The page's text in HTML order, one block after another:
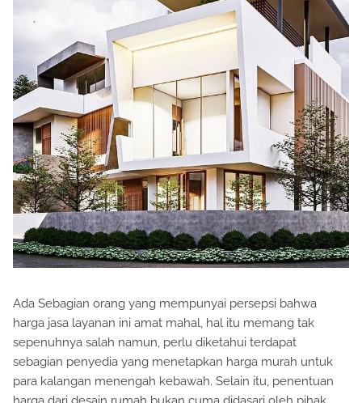
Ada Sebagian orang yang mempunyai persepsi bahwa
harga jasa layanan ini amat mahal, hal itu memang tak
sepenuhnya salah namun, perlu diketahui terdapat
sebagian penyedia yang menetapkan harga murah untuk
para kalangan menengah kebawah. Selain itu, penentuan